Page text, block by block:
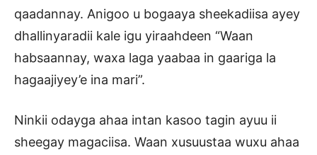
qaadannay. Anigoo u bogaaya sheekadiisa ayey
dhallinyaradii kale igu yiraahdeen “Waan
habsaannay, waxa laga yaabaa in gaariga la
hagaajiyey’e ina mari”.
Ninkii odayga ahaa intan kasoo tagin ayuu ii
sheegay magaciisa. Waan xusuustaa wuxu ahaa